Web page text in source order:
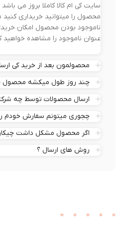
سایت کی ام کالا کاملا بروز می باشد
محصول را میتوانید خریداری کنید
ناموجود بودن محصول امکان خریداری
عنوان ناموجود را مشاهده خواهید کرد.
محصولمون بعد از خرید کی ارسال
چند روز طول میکشه محصول به
ارسال محصولات توسط چه شرکتی
چجوری میتونم سفارش خودم رو
اگر محصول مشکل داشت چیکار
روش های ارسال ؟